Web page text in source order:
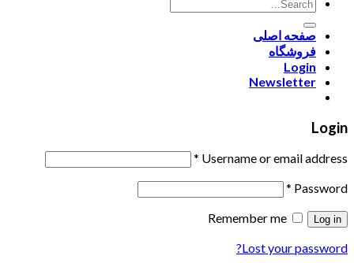
صفحه اصلی
فروشگاه
Login
Newsletter
Login
Username or email address
*
Password
*
Log in
Remember me
Lost your password?